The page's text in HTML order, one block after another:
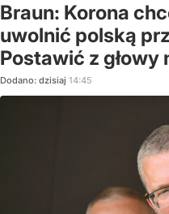
Braun: Korona
uwolnić polską
Postawić z głowy
Dodano: dzisiaj 14:45